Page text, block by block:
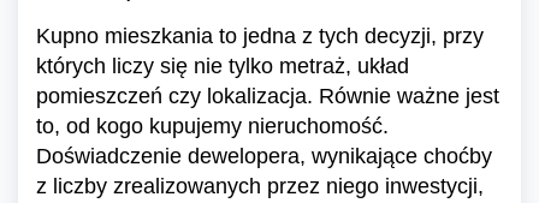
Kupno mieszkania to jedna z tych decyzji, przy
których liczy się nie tylko metraż, układ
pomieszczeń czy lokalizacja. Równie ważne jest
to, od kogo kupujemy nieruchomość.
Doświadczenie dewelopera, wynikające choćby
z liczby zrealizowanych przez niego inwestycji,